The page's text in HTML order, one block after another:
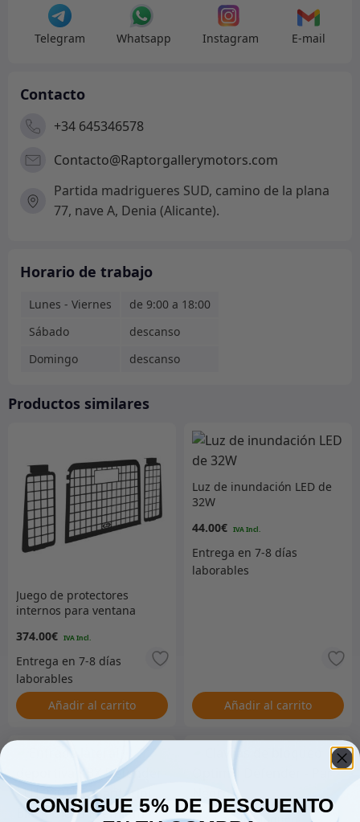
Telegram Whatsapp Instagram E-mail
Contacto
+34 645346578
Contacto@Raptorgallerymotors.com
Partida madrigueres SUD, camino de la plana
77, nave A, Denia (Alicante).
Horario de trabajo
Lunes - Viernes
de 9:00 a 18:00
Sábado
descanso
Domingo
descanso
Productos similares
Juego de protectores
internos para ventana
374.00€
Añadir al carrito
Luz de inundación LED de
32W
44.00€
Añadir al carrito
CONSIGUE 5% DE DESCUENTO